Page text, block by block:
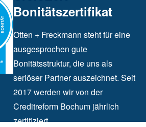
Bonitätszertifikat
Otten + Freckmann steht für eine
ausgesprochen gute
Bonitätsstruktur, die uns als
seriöser Partner auszeichnet. Seit
2017 werden wir von der
Creditreform Bochum jährlich
zertifiziert.